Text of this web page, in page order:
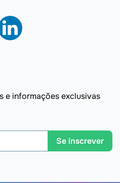
e informações exclusivas
Se inscrever